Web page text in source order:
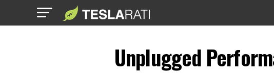
Unplugged